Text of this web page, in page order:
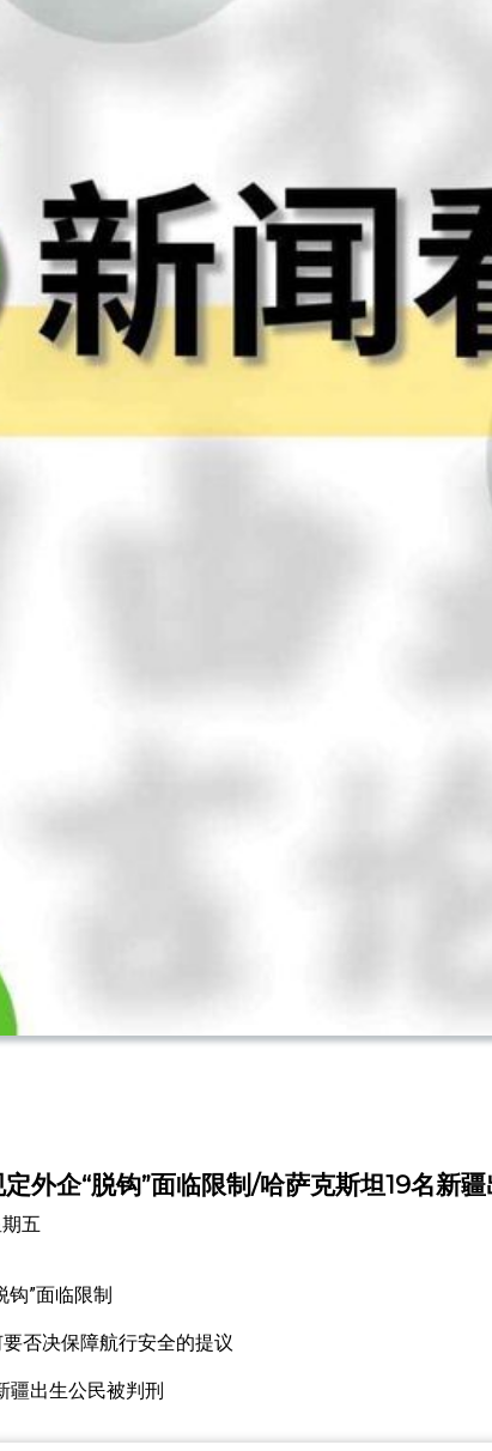
外企“脱钩”面临限制/哈萨克斯坦19名新
五
钩”面临限制
否决保障航行安全的提议
疆出生公民被判刑